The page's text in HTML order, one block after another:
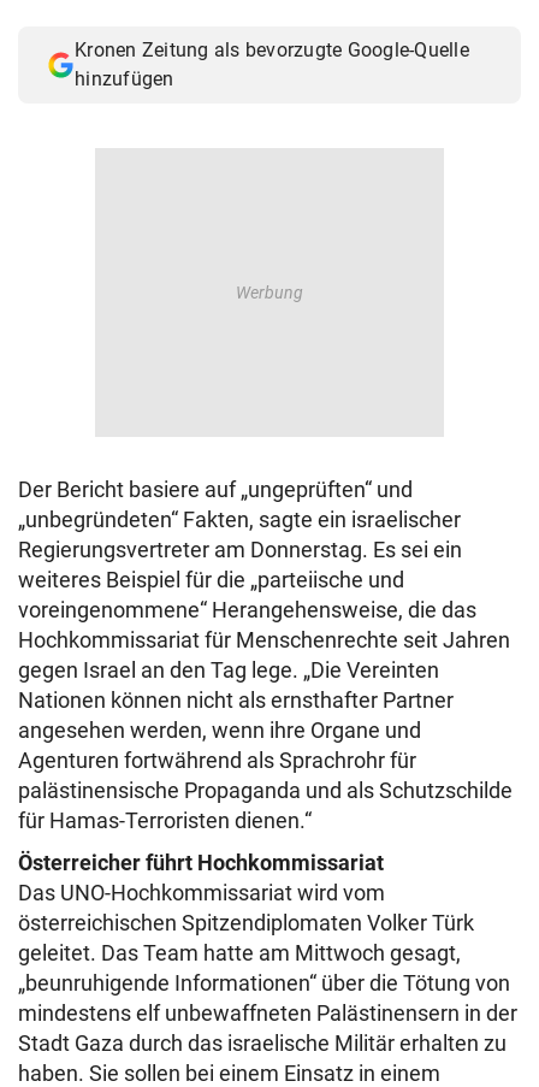
Kronen Zeitung als bevorzugte Google-Quelle
hinzufügen
Der Bericht basiere auf „ungeprüften“ und
„unbegründeten“ Fakten, sagte ein israelischer
Regierungsvertreter am Donnerstag. Es sei ein
weiteres Beispiel für die „parteiische und
voreingenommene“ Herangehensweise, die das
Hochkommissariat für Menschenrechte seit Jahren
gegen Israel an den Tag lege. „Die Vereinten
Nationen können nicht als ernsthafter Partner
angesehen werden, wenn ihre Organe und
Agenturen fortwährend als Sprachrohr für
palästinensische Propaganda und als Schutzschilde
für Hamas-Terroristen dienen.“
Österreicher führt Hochkommissariat
Das UNO-Hochkommissariat wird vom
österreichischen Spitzendiplomaten Volker Türk
geleitet. Das Team hatte am Mittwoch gesagt,
„beunruhigende Informationen“ über die Tötung von
mindestens elf unbewaffneten Palästinensern in der
Stadt Gaza durch das israelische Militär erhalten zu
haben. Sie sollen bei einem Einsatz in einem